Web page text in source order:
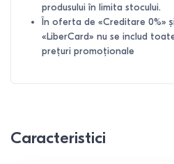
produsului în limita stocului.
În oferta de «Creditare 0%»
«LiberCard» nu se includ
prețuri promoționale
Caracteristici